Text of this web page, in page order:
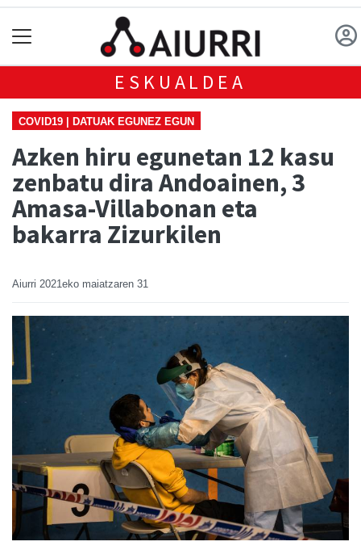
ESKUALDEA
COVID19 | DATUAK EGUNEZ EGUN
Azken hiru egunetan 12 kasu
zenbatu dira Andoainen, 3
Amasa-Villabonan eta
bakarra Zizurkilen
Aiurri 2021eko maiatzaren 31